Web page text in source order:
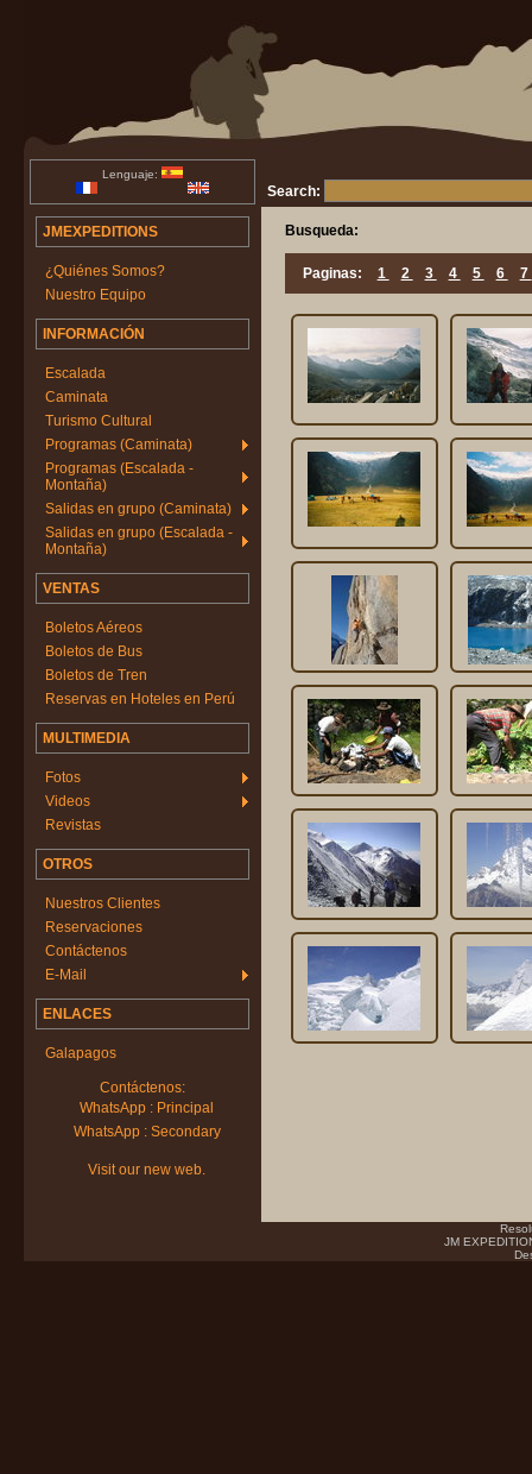
Lenguaje:
JMEXPEDITIONS
¿Quiénes Somos?
Nuestro Equipo
INFORMACIÓN
Escalada
Caminata
Turismo Cultural
Programas (Caminata)
Programas (Escalada -
Montaña)
Salidas en grupo (Caminata)
Salidas en grupo (Escalada -
Montaña)
VENTAS
Boletos Aéreos
Boletos de Bus
Boletos de Tren
Reservas en Hoteles en Perú
MULTIMEDIA
Fotos
Videos
Revistas
OTROS
Nuestros Clientes
Reservaciones
Contáctenos
E-Mail
ENLACES
Galapagos
Contáctenos:
WhatsApp : Principal
WhatsApp : Secondary
Visit our new web.
Search:
Busqueda:
Paginas: 1 2 3 4 5 6 7
JM